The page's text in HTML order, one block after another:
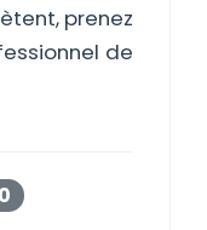
prenez
de
0